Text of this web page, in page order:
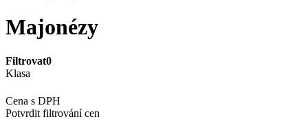
Majonézy
Filtrovat0
Klasa
Cena s DPH
Potvrdit filtrování cen